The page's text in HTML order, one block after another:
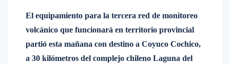
El equipamiento para la tercera red de monitoreo
volcánico que funcionará en territorio provincial
partió esta mañana con destino a Coyuco Cochico,
a 30 kilómetros del complejo chileno Laguna del